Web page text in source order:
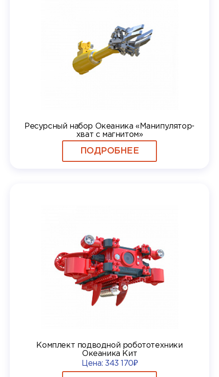
Ресурсный набор Океаника «Манипулятор-
хват с магнитом»
ПОДРОБНЕЕ
Комплект подводной робототехники
Океаника Кит
Цена: 343 170₽